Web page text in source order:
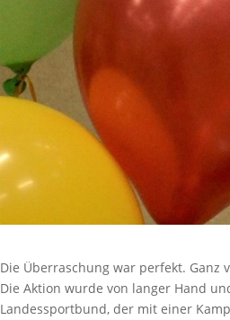
Die Überraschung war perfekt. Ganz
Die Aktion wurde von langer Hand
Landessportbund, der mit einer